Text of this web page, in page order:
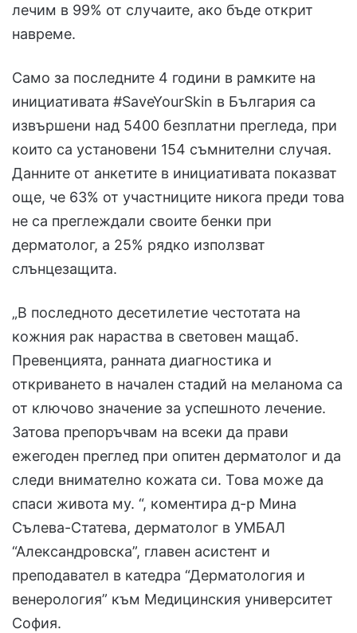
лечим в 99% от случаите, ако бъде открит
навреме.
Само за последните 4 години в рамките на
инициативата #SaveYourSkin в България са
извършени над 5400 безплатни прегледа, при
които са установени 154 съмнителни случая.
Данните от анкетите в инициативата показват
още, че 63% от участниците никога преди това
не са преглеждали своите бенки при
дерматолог, а 25% рядко използват
слънцезащита.
„В последното десетилетие честотата на
кожния рак нараства в световен мащаб.
Превенцията, ранната диагностика и
откриването в начален стадий на меланома са
от ключово значение за успешното лечение.
Затова препоръчвам на всеки да прави
ежегоден преглед при опитен дерматолог и да
следи внимателно кожата си. Това може да
спаси живота му. “, коментира д-р Мина
Сълева-Статева, дерматолог в УМБАЛ
“Александровска”, главен асистент и
преподавател в катедра “Дерматология и
венерология” към Медицинския университет
София.